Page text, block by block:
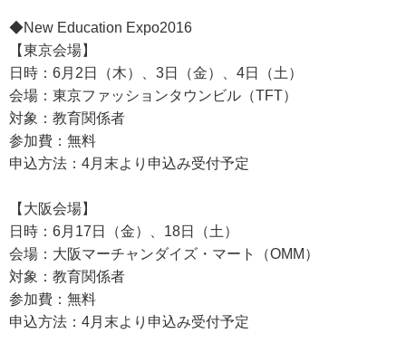
◆New Education Expo2016
【東京会場】
日時：6月2日（木）、3日（金）、4日（土）
会場：東京ファッションタウンビル（TFT）
対象：教育関係者
参加費：無料
申込方法：4月末より申込み受付予定
【大阪会場】
日時：6月17日（金）、18日（土）
会場：大阪マーチャンダイズ・マート（OMM）
対象：教育関係者
参加費：無料
申込方法：4月末より申込み受付予定